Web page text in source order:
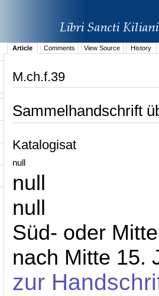
Article Comments View Source History
M.ch.f.39
Sammelhandschrift
Katalogisat
null
null
null
Süd- oder
nach Mitte 15.
zur